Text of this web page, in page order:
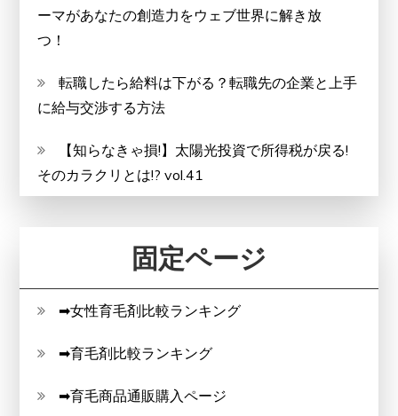
ーマがあなたの創造力をウェブ世界に解き放
つ！
転職したら給料は下がる？転職先の企業と上手
に給与交渉する方法
【知らなきゃ損!】太陽光投資で所得税が戻る!
そのカラクリとは!? vol.41
固定ページ
➡女性育毛剤比較ランキング
➡育毛剤比較ランキング
➡育毛商品通販購入ページ